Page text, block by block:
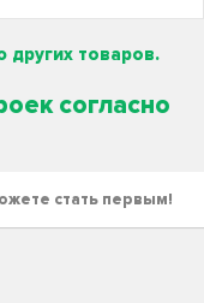
других товаров.
согласно
стать первым!